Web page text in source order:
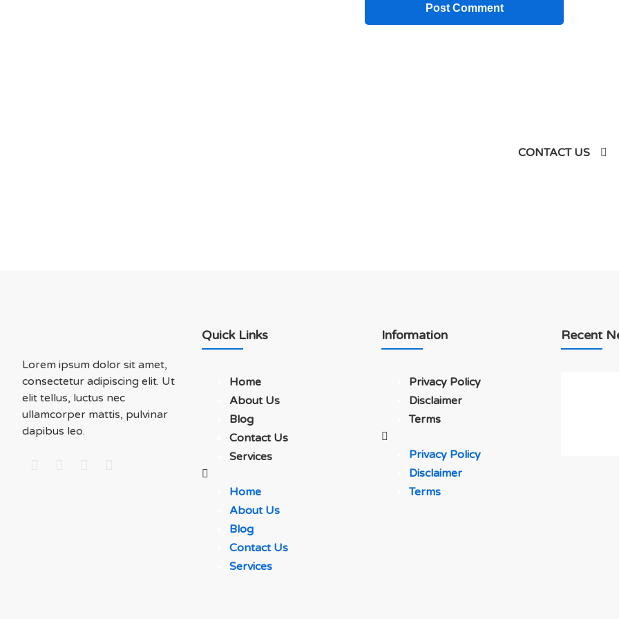
CONTACT US
Lorem ipsum dolor sit amet,
consectetur adipiscing elit. Ut
elit tellus, luctus nec
ullamcorper mattis, pulvinar
dapibus leo.
Quick Links
Home
About Us
Blog
Contact Us
Services
Home
About Us
Blog
Contact Us
Services
Information
Privacy Policy
Disclaimer
Terms
Privacy Policy
Disclaimer
Terms
Recent